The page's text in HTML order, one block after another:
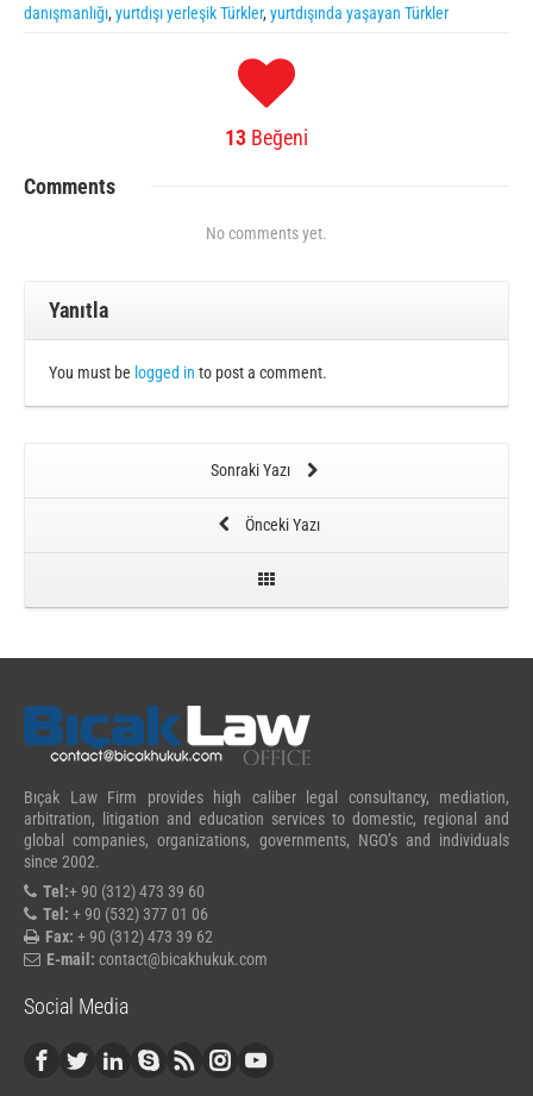
danışmanlığı, yurtdışı yerleşik Türkler, yurtdışında yaşayan Türkler
13 Beğeni
Comments
No comments yet.
Yanıtla
You must be logged in to post a comment.
Sonraki Yazı
Önceki Yazı
Bıçak Law Firm provides high caliber legal consultancy, mediation,
arbitration, litigation and education services to domestic, regional and
global companies, organizations, governments, NGO’s and individuals
since 2002.
Tel:+ 90 (312) 473 39 60
Tel: + 90 (532) 377 01 06
Fax: + 90 (312) 473 39 62
E-mail: contact@bicakhukuk.com
Social Media